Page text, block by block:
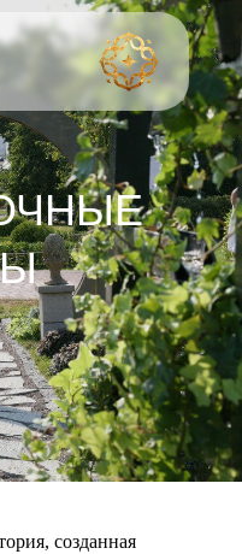
созданная